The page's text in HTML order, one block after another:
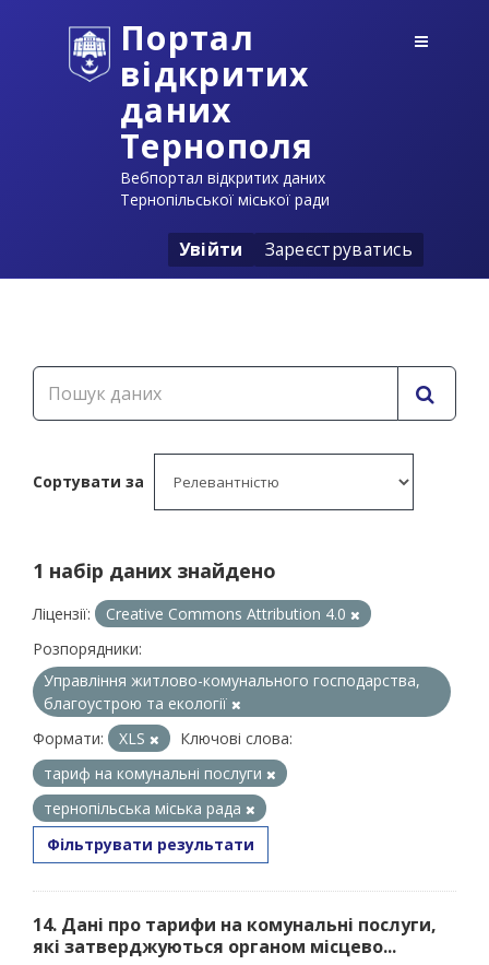
Портал
відкритих
даних
Тернополя
Вебпортал відкритих даних
Тернопільської міської ради
Увійти Зареєструватись
Сортувати за
1 набір даних знайдено
Ліцензії:
Creative Commons Attribution 4.0
Розпорядники:
Управління житлово-комунального господарства,
благоустрою та екології
Формати:
XLS
Ключові слова:
тариф на комунальні послуги
тернопільська міська рада
Фільтрувати результати
14. Дані про тарифи на комунальні послуги,
які затверджуються органом місцево...